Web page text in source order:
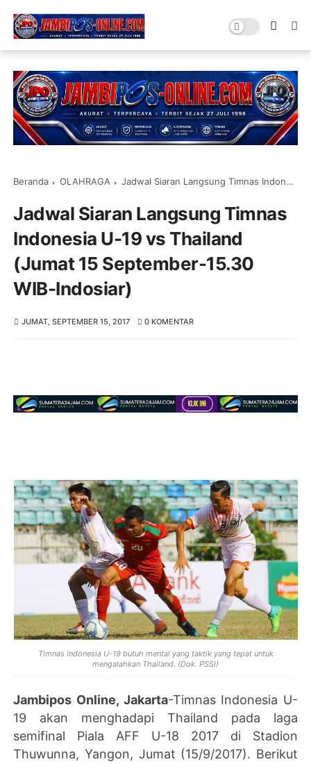
Beranda OLAHRAGA Jadwal Siaran Langsung Timnas Indonesia U-19 vs Thailand (Jumat 15 September-15.30 WIB-Indosiar)
Jadwal Siaran Langsung Timnas
Indonesia U-19 vs Thailand
(Jumat 15 September-15.30
WIB-Indosiar)
JUMAT, SEPTEMBER 15, 2017 0 KOMENTAR
Timnas Indonesia U-19 butuh mental yang taktik yang tepat untuk
mengalahkan Thailand. (Dok. PSSI)
Jambipos Online, Jakarta-Timnas Indonesia U-
19 akan menghadapi Thailand pada laga
semifinal Piala AFF U-18 2017 di Stadion
Thuwunna, Yangon, Jumat (15/9/2017). Berikut